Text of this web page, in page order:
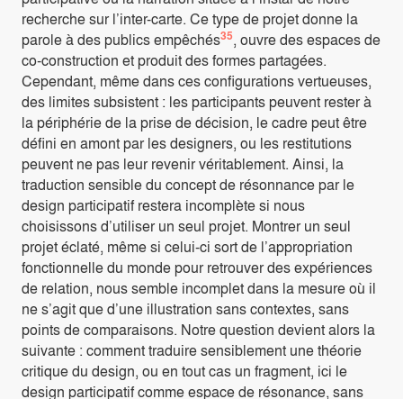
recherche sur l’inter-carte. Ce type de projet donne la
parole à des publics empêchés35, ouvre des espaces de
co-construction et produit des formes partagées.
Cependant, même dans ces configurations vertueuses,
des limites subsistent : les participants peuvent rester à
la périphérie de la prise de décision, le cadre peut être
défini en amont par les designers, ou les restitutions
peuvent ne pas leur revenir véritablement. Ainsi, la
traduction sensible du concept de résonnance par le
design participatif restera incomplète si nous
choisissons d’utiliser un seul projet. Montrer un seul
projet éclaté, même si celui-ci sort de l’appropriation
fonctionnelle du monde pour retrouver des expériences
de relation, nous semble incomplet dans la mesure où il
ne s’agit que d’une illustration sans contextes, sans
points de comparaisons. Notre question devient alors la
suivante : comment traduire sensiblement une théorie
critique du design, ou en tout cas un fragment, ici le
design participatif comme espace de résonance, sans